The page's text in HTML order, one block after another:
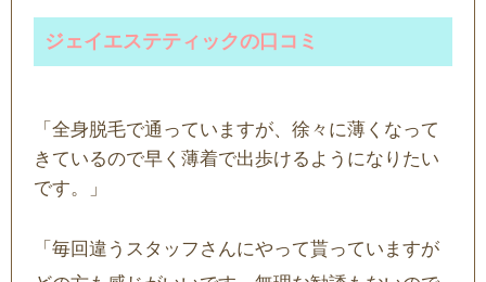
ジェイエステティックの口コミ
「全身脱毛で通っていますが、徐々に薄くなって
きているので早く薄着で出歩けるようになりたい
です。」
「毎回違うスタッフさんにやって貰っていますが